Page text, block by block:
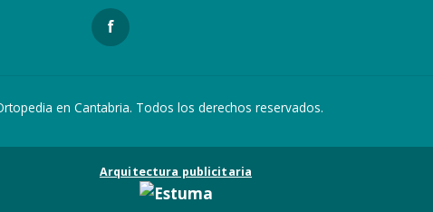
f
en Cantabria. Todos los derechos reservados.
Arquitectura publicitaria